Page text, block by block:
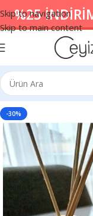
Skip to navigation
Skip to main content
%25
-30%